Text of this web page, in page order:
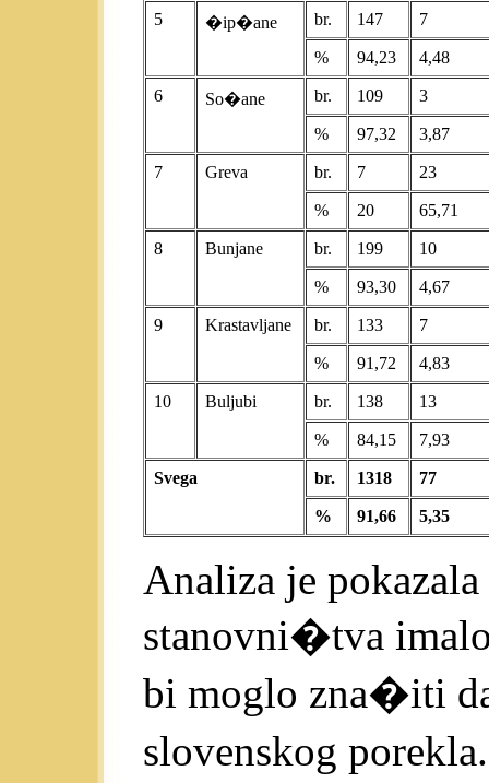
5 �ip�ane br. 147 7
% 94,23 4,48
6 So�ane br. 109 3
% 97,32 3,87
7 Greva br. 7 23
% 20 65,71
8 Bunjane br. 199 10
% 93,30 4,67
9 Krastavljane br. 133 7
% 91,72 4,83
10 Buljubi br. 138 13
% 84,15 7,93
Svega br. 1318 77
% 91,66 5,35
Analiza je
stanovni�tva
bi moglo zna�iti
slovenskog